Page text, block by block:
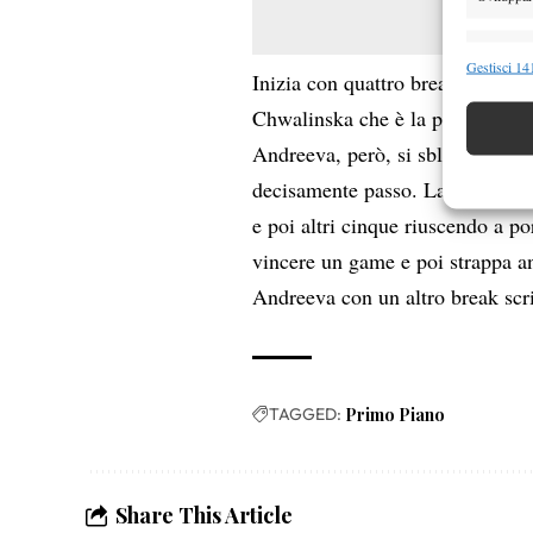
scelte
Gestisci
Inizia con quattro break
Chwalinska che è la prima a
Andreeva, però, si sblocca al
decisamente passo. La russa
e poi altri cinque riuscendo a
vincere un game e poi strappa
Andreeva con un altro break
TAGGED: Primo Piano
Share This Article